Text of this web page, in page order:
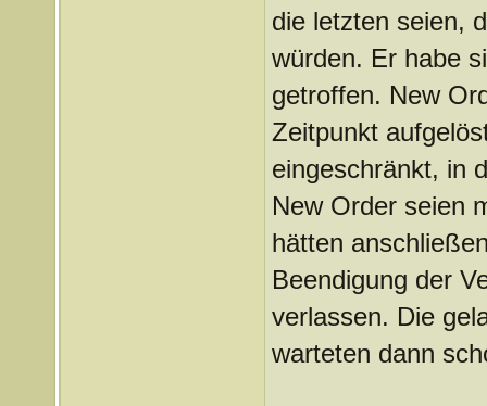
die letzten seien,
würden. Er habe
getroffen. New
Zeitpunkt
eingeschränkt, in
New Order seien
hätten
Beendigung der
verlassen. Die
warteten dann